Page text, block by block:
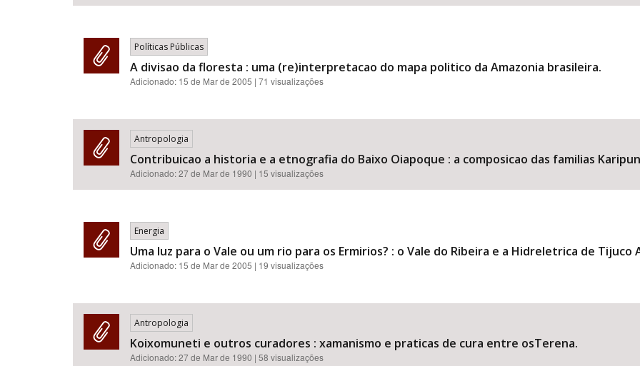
Políticas Públicas
A divisao da floresta : uma (re)interpretacao do mapa politico da Amazonia brasileira.
Adicionado: 15 de Mar de 2005 | 71 visualizações
Antropologia
Contribuicao a historia e a etnografia do Baixo Oiapoque : a composicao das familias
Adicionado:27 de Mar de 1990 | 15 visualizações
Energia
Uma luz para o Vale ou um rio para os Ermirios? : o Vale do Ribeira e a Hidreletrica de Tijuco
Adicionado: 15 de Mar de 2005 | 19 visualizações
Antropologia
Koixomuneti e outros curadores : xamanismo e praticas de cura entre osTerena.
Adicionado:27 de Mar de 1990 | 58 visualizações